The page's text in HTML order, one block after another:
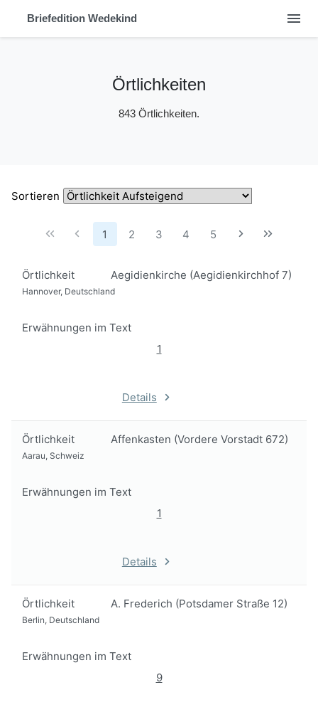
Briefedition Wedekind menu
Örtlichkeiten
843 Örtlichkeiten.
Sortieren
1 2 3 4 5
Örtlichkeit Aegidienkirche (Aegidienkirchhof 7)
Hannover, Deutschland
Erwähnungen im Text
1
Details
Örtlichkeit Affenkasten (Vordere Vorstadt 672)
Aarau, Schweiz
Erwähnungen im Text
1
Details
Örtlichkeit A. Frederich (Potsdamer Straße 12)
Berlin, Deutschland
Erwähnungen im Text
9